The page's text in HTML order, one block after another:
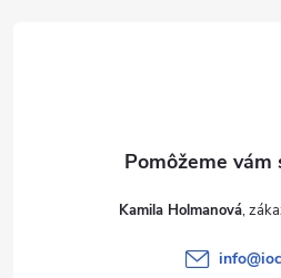
Kamila Holmanová
info@